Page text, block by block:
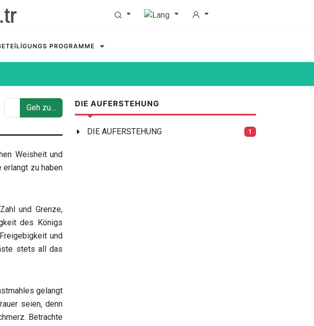
PROGRAMME
Geh zu…
Weisheit und
zu haben
und Grenze,
des Königs
und
stets all das
gelangt
seien, denn
Betrachte
DIE AUFERSTEHUNG
DIE AUFERSTEHUNG 1